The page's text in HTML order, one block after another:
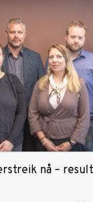
nå –